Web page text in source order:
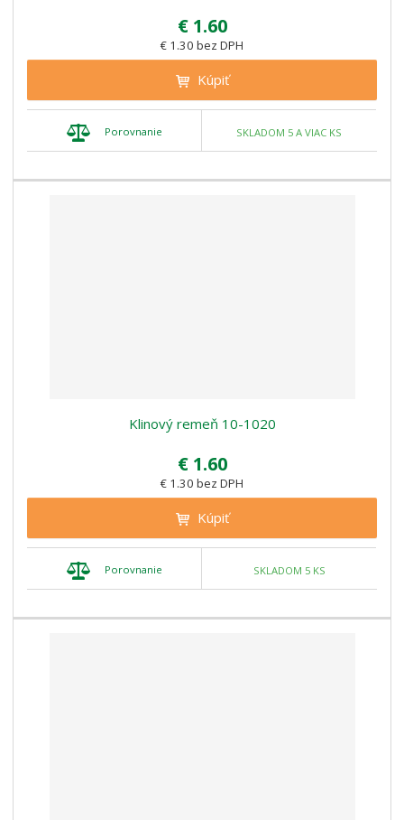
€ 1.60
€ 1.30 bez DPH
Kúpiť
Porovnanie SKLADOM 5 A VIAC KS
Klinový remeň 10-1020
€ 1.60
€ 1.30 bez DPH
Kúpiť
Porovnanie SKLADOM 5 KS